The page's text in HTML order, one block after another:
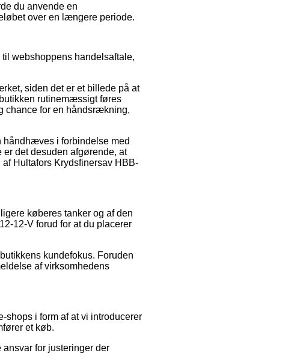
du anvende en
over en længere periode.
webshoppens handelsaftale,
siden det er et billede på at
rutinemæssigt føres
chance for en håndsrækning,
håndhæves i forbindelse med
det desuden afgørende, at
Hultafors Krydsfinersav HBB-
køberes tanker og af den
12-V forud for at du placerer
kundefokus. Foruden
af virksomhedens
shops i form af at vi introducerer
et køb.
for justeringer der